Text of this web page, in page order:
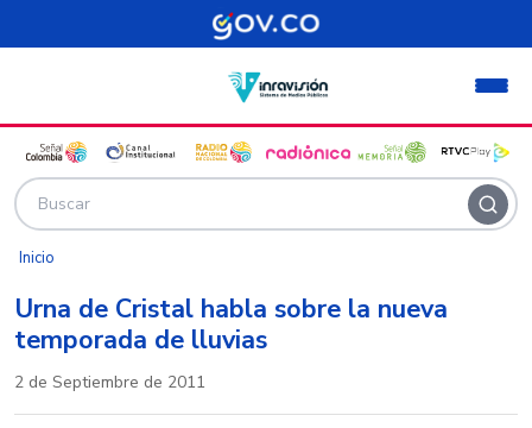
Pasar al contenido principal
Inicio
Urna de Cristal habla sobre la nueva
temporada de lluvias
2 de Septiembre de 2011